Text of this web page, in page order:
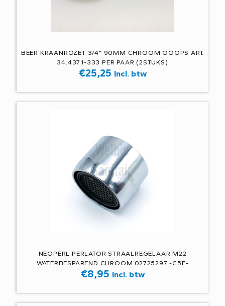
BEER KRAANROZET 3/4" 90MM CHROOM OOOPS ART.
34.4371-333 PER PAAR (2STUKS)
€25,25 Incl. btw
NEOPERL PERLATOR STRAALREGELAAR M22
WATERBESPAREND CHROOM 02725297 -C5F-
€8,95 Incl. btw